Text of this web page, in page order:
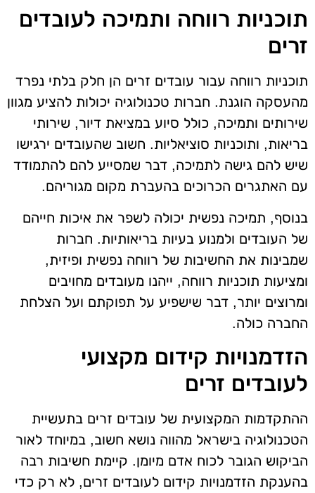
תוכניות רווחה ותמיכה לעובדים
זרים
תוכניות רווחה עבור עובדים זרים הן חלק בלתי נפרד
מהעסקה הוגנת. חברות טכנולוגיה יכולות להציע מגוון
שירותים ותמיכה, כולל סיוע במציאת דיור, שירותי
בריאות, ותוכניות סוציאליות. חשוב שהעובדים ירגישו
שיש להם גישה לתמיכה, דבר שמסייע להם להתמודד
עם האתגרים הכרוכים בהעברת מקום מגוריהם.
בנוסף, תמיכה נפשית יכולה לשפר את איכות חייהם
של העובדים ולמנוע בעיות בריאותיות. חברות
שמבינות את החשיבות של רווחה נפשית ופיזית,
ומציעות תוכניות רווחה, ייהנו מעובדים מחויבים
ומרוצים יותר, דבר שישפיע על תפוקתם ועל הצלחת
החברה כולה.
הזדמנויות קידום מקצועי
לעובדים זרים
ההתקדמות המקצועית של עובדים זרים בתעשיית
הטכנולוגיה בישראל מהווה נושא חשוב, במיוחד לאור
הביקוש הגובר לכוח אדם מיומן. קיימת חשיבות רבה
בהענקת הזדמנויות קידום לעובדים זרים, לא רק כדי